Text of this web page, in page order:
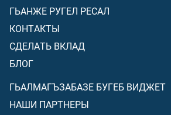
ГЬАНЖЕ РУГЕЛ РЕСАЛ
КОНТАКТЫ
СДЕЛАТЬ ВКЛАД
БЛОГ
ГЬАЛМАГЪЗАБАЗЕ БУГЕБ ВИДЖЕТ
НАШИ ПАРТНЕРЫ